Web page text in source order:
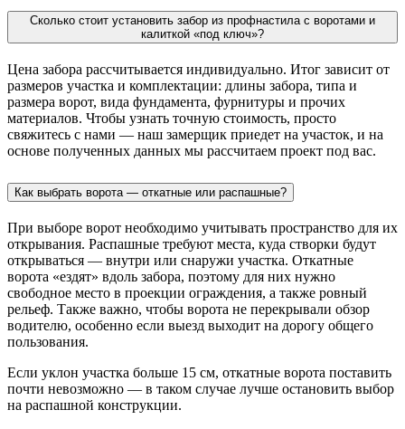
Сколько стоит установить забор из профнастила с воротами и
калиткой «под ключ»?
Цена забора рассчитывается индивидуально. Итог зависит от
размеров участка и комплектации: длины забора, типа и
размера ворот, вида фундамента, фурнитуры и прочих
материалов. Чтобы узнать точную стоимость, просто
свяжитесь с нами — наш замерщик приедет на участок, и на
основе полученных данных мы рассчитаем проект под вас.
Как выбрать ворота — откатные или распашные?
При выборе ворот необходимо учитывать пространство для их
открывания. Распашные требуют места, куда створки будут
открываться — внутри или снаружи участка. Откатные
ворота «ездят» вдоль забора, поэтому для них нужно
свободное место в проекции ограждения, а также ровный
рельеф. Также важно, чтобы ворота не перекрывали обзор
водителю, особенно если выезд выходит на дорогу общего
пользования.
Если уклон участка больше 15 см, откатные ворота поставить
почти невозможно — в таком случае лучше остановить выбор
на распашной конструкции.